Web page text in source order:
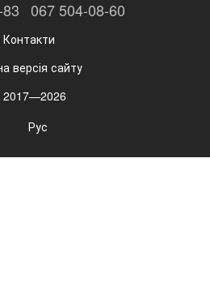
067 504-08-60
Контакти
версія сайту
Рус